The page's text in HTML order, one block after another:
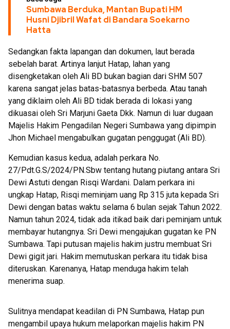
Sumbawa Berduka, Mantan Bupati HM
Husni Djibril Wafat di Bandara Soekarno
Hatta
Sedangkan fakta lapangan dan dokumen, laut berada
sebelah barat. Artinya lanjut Hatap, lahan yang
disengketakan oleh Ali BD bukan bagian dari SHM 507
karena sangat jelas batas-batasnya berbeda. Atau tanah
yang diklaim oleh Ali BD tidak berada di lokasi yang
dikuasai oleh Sri Marjuni Gaeta Dkk. Namun di luar dugaan
Majelis Hakim Pengadilan Negeri Sumbawa yang dipimpin
Jhon Michael mengabulkan gugatan penggugat (Ali BD).
Kemudian kasus kedua, adalah perkara No.
27/Pdt.G.S/2024/PN.Sbw tentang hutang piutang antara Sri
Dewi Astuti dengan Risqi Wardani. Dalam perkara ini
ungkap Hatap, Risqi meminjam uang Rp 315 juta kepada Sri
Dewi dengan batas waktu selama 6 bulan sejak Tahun 2022.
Namun tahun 2024, tidak ada itikad baik dari peminjam untuk
membayar hutangnya. Sri Dewi mengajukan gugatan ke PN
Sumbawa. Tapi putusan majelis hakim justru membuat Sri
Dewi gigit jari. Hakim memutuskan perkara itu tidak bisa
diteruskan. Karenanya, Hatap menduga hakim telah
menerima suap.
Sulitnya mendapat keadilan di PN Sumbawa, Hatap pun
mengambil upaya hukum melaporkan majelis hakim PN